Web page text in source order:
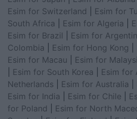
Esim for Switzerland
Esim for
South Africa
Esim for Algeria
Esim for Brazil
Esim for
Colombia
Esim for Hong Kong
Esim for Macau
Esim for
Esim for South Korea Esim for
Netherlands
Esim for Australia
Esim for India
Esim for Chile
for Poland
Esim for North